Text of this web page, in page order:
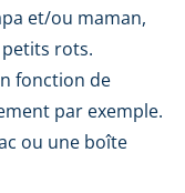
et/ou maman,
rots.
fonction de
par exemple.
ou une boîte